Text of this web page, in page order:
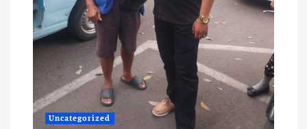
Uncategorized